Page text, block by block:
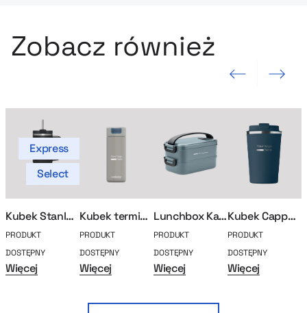
Zobacz również
Poprzedni slajd Następny
Express
Select
Kubek Stanley Quencher
PRODUKT
DOSTĘPNY
Więcej
Kubek termiczny Kambukka Olympus 500ml
PRODUKT
DOSTĘPNY
Więcej
Lunchbox Kasper
PRODUKT
DOSTĘPNY
Więcej
Kubek Cappucina
PRODUKT
DOSTĘPNY
Więcej